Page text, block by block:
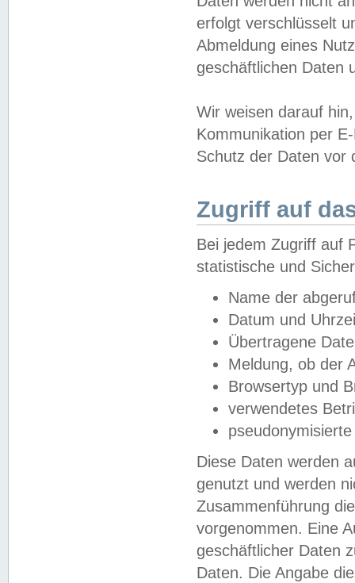
erfolgt verschlüsselt
Abmeldung eines
geschäftlichen Daten
Wir weisen darauf
Kommunikation per
Schutz der Daten vor
Zugriff auf
Bei jedem Zugriff auf
statistische und
Name der
Datum und
Übertragene
Meldung, ob der
Browsertyp und
verwendetes
Diese Daten werden
genutzt und werden
Zusammenführung
vorgenommen. Eine
geschäftlicher Daten
Daten. Die Angabe